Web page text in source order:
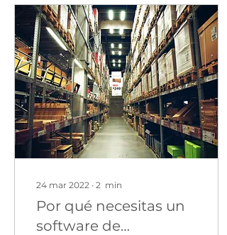
24 mar 2022 ∙ 2 min
Por qué necesitas un
software de